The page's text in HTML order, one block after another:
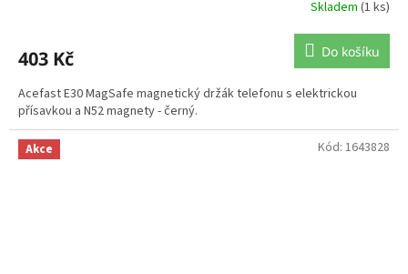
Skladem (1 ks)
403 Kč Do košíku
Acefast E30 MagSafe magnetický držák telefonu s elektrickou
přísavkou a N52 magnety - černý.
Akce Kód: 1643828